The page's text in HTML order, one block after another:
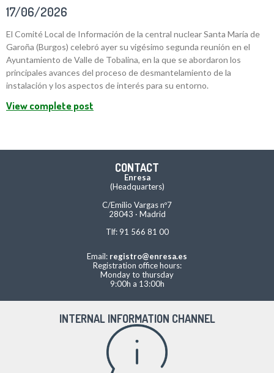
17/06/2026
El Comité Local de Información de la central nuclear Santa María de
Garoña (Burgos) celebró ayer su vigésimo segunda reunión en el
Ayuntamiento de Valle de Tobalina, en la que se abordaron los
principales avances del proceso de desmantelamiento de la
instalación y los aspectos de interés para su entorno.
View complete post
CONTACT
Enresa
(Headquarters)
C/Emilio Vargas nº7
28043 · Madrid
Tlf: 91 566 81 00
Email: registro@enresa.es
Registration office hours:
Monday to thursday
9:00h a 13:00h
INTERNAL INFORMATION CHANNEL